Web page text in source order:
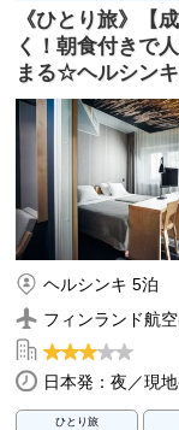
《ひとり旅》【
く！朝食付きで
まる☆ヘルシン
ヘルシンキ 5泊
フィンランド航
日本発：夜／現
ひとり旅